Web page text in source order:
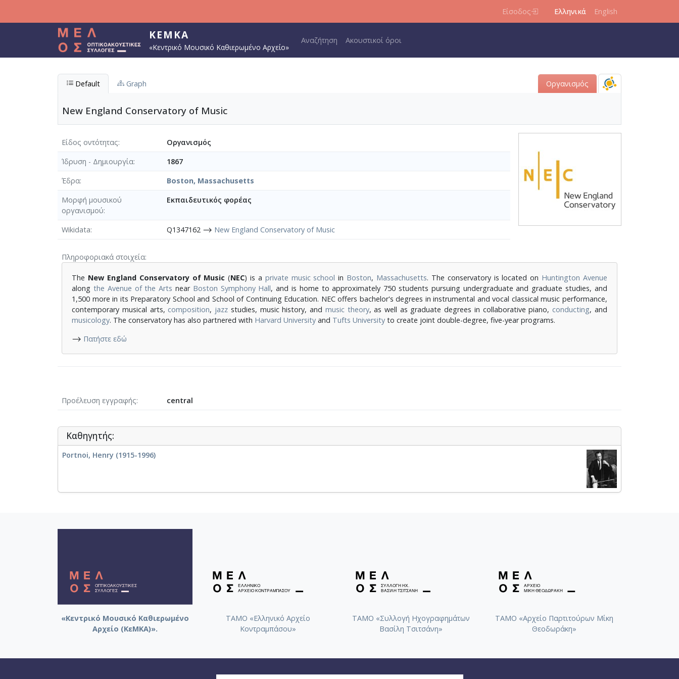
Είσοδος Ελληνικά English
ΚΕΜΚΑ
«Κεντρικό Μουσικό Καθιερωμένο Αρχείο»
Main navigation
Αναζήτηση Ακουστικοί όροι
Default Graph Οργανισμός
New England Conservatory of Music
Είδος οντότητας
Οργανισμός
Ίδρυση - Δημιουργία
1867
Έδρα
Boston, Massachusetts
Μορφή μουσικού
οργανισμού
Εκπαιδευτικός φορέας
Wikidata Q1347162 ⟶ New England Conservatory of Music
Πληροφοριακά στοιχεία
The New England Conservatory of Music (NEC) is a private music school in Boston, Massachusetts. The conservatory is located on Huntington Avenue
along the Avenue of the Arts near Boston Symphony Hall, and is home to approximately 750 students pursuing undergraduate and graduate studies, and
1,500 more in its Preparatory School and School of Continuing Education. NEC offers bachelor's degrees in instrumental and vocal classical music performance,
contemporary musical arts, composition, jazz studies, music history, and music theory, as well as graduate degrees in collaborative piano, conducting, and
musicology. The conservatory has also partnered with Harvard University and Tufts University to create joint double-degree, five-year programs.
⟶ Πατήστε εδώ
Προέλευση εγγραφής central
Καθηγητής:
Portnoi, Henry (1915-1996)
«Κεντρικό Μουσικό Καθιερωμένο
Αρχείο (ΚεΜΚΑ)».
ΤΑΜΟ «Ελληνικό Αρχείο
Κοντραμπάσου»
ΤΑΜΟ «Συλλογή Ηχογραφημάτων
Βασίλη Τσιτσάνη»
ΤΑΜΟ «Αρχείο Παρτιτούρων Μίκη
Θεοδωράκη»